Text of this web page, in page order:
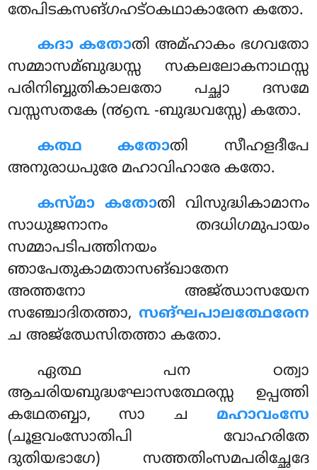
തേപിടകസങ്ഗഹട്ഠകഥാകാരേന കതോ.
കദാ കതോതി അമ്ഹാകം ഭഗവതോ
സമ്മാസമ്ബുദ്ധസ്സ സകലലോകനാഥസ്സ
പരിനിബ്ബുതികാലതോ പച്ഛാ ദസമേ
വസ്സസതകേ (൯൭൩ -ബുദ്ധവസ്സേ) കതോ.
കത്ഥ കതോതി സീഹളദീപേ
അനുരാധപുരേ മഹാവിഹാരേ കതോ.
കസ്മാ കതോതി വിസുദ്ധികാമാനം
സാധുജനാനം തദധിഗമുപായം
സമ്മാപടിപത്തിനയം
ഞാപേതുകാമതാസങ്ഖാതേന
അത്തനോ അജ്ഝാസയേന
സഞ്ചോദിതത്താ, സങ്ഘപാലത്ഥേരേന
ച അജ്ഝേസിതത്താ കതോ.
ഏത്ഥ പന ഠത്വാ
ആചരിയബുദ്ധഘോസത്ഥേരസ്സ ഉപ്പത്തി
കഥേതബ്ബാ, സാ ച മഹാവംസേ
(ചൂളവംസോതിപി വോഹരിതേ
ദുതിയഭാഗേ) സത്തതിംസമപരിച്ഛേദേ